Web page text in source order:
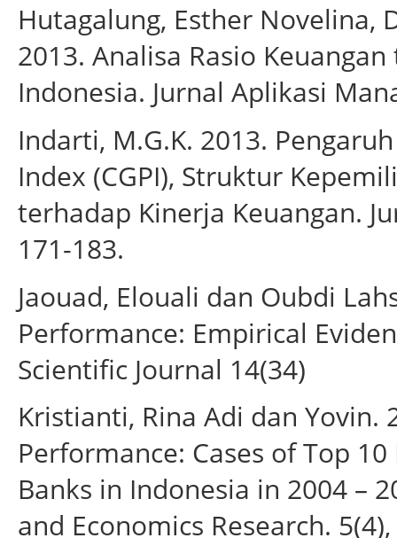
Hutagalung, Esther Novelina,
2013. Analisa Rasio
Indonesia. Jurnal Aplikasi
Indarti, M.G.K. 2013.
Index (CGPI), Struktur
terhadap Kinerja Keuangan.
171-183.
Jaouad, Elouali dan Oubdi
Performance: Empirical
Scientific Journal 14(34)
Kristianti, Rina Adi dan Yovin.
Performance: Cases of Top
Banks in Indonesia in 2004 –
and Economics Research.